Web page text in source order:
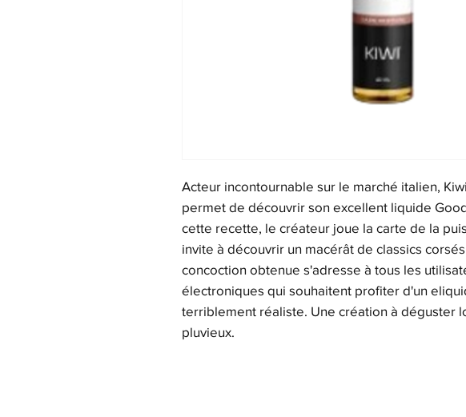
Acteur incontournable sur le marché italien,
permet de découvrir son excellent liquide
cette recette, le créateur joue la carte de la
invite à découvrir un macérât de classics
concoction obtenue s'adresse à tous les
électroniques qui souhaitent profiter d'un
terriblement réaliste. Une création à déguster
pluvieux.